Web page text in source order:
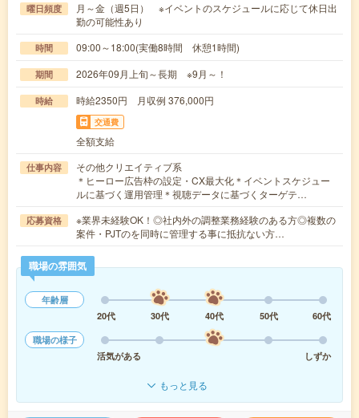
曜日頻度
月～金（週5日） ※イベントのスケジュールに応じて休日出
勤の可能性あり
時間 09:00～18:00(実働8時間 休憩1時間)
期間 2026年09月上旬～長期 ※9月～！
時給 時給2350円 月収例 376,000円
交通費
全額支給
仕事内容
その他クリエイティブ系
＊ヒーロー広告枠の設定・CX最大化＊イベントスケジュー
ルに基づく運用管理＊視聴データに基づくターゲテ…
応募資格
※業界未経験OK！◎社内外の調整業務経験のある方◎複数の
案件・PJTのを同時に管理する事に抵抗ない方…
職場の雰囲気
年齢層
20代
30代 40代 50代
60代
職場の様子
活気がある
しずか
もっと見る